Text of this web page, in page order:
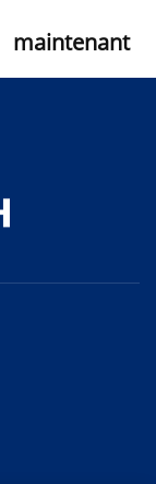
maintenant